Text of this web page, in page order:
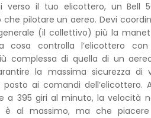
il tuo elicottero, un Bell
pilotare un aereo. Devi
(il collettivo) più la
controlla l’elicottero con
complessa di quella di un
la massima sicurezza di
ai comandi dell’elicottero.
a 395 giri al minuto, la velocità
è al massimo, ma che